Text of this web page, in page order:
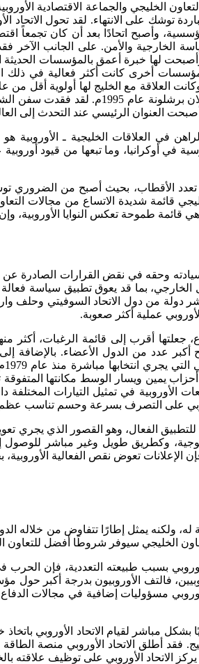
المستحدثة واتفاقية التعاون الموقعة 1989م، بين مجلس
توشك على الانتهاء. لقد تحول
وأصبح اتحادًا بعد أن كان تجمعاً
والأمن. على الجانب الآخر
لها خبرة أعمق بالمؤسسات
أخرى كانت أكثر فعالية في ذلك
العلاقة مع الخليج لها أولوية
لعدة سنوات، تبلورت في توقيع إعلان
العنوان الرئيسي عند التحدث إلى
في العلاقات الخليجية ـ الأوروبية
أوكرانيا، وما تبعها من قيود
تعدد الأقطاب، بحيث أصبح من
قائمة شديدة الاتساع من مجالات
وهي قائمة طموحة تعكس النوايا
وحقه في نقض القرارات الصادرة عن
الخارجي، بما قد يعوق تطبيق سياسة
دولة من دول الاتحاد السوفيتي وحلف
عملية أكثر صعوبة.
جعلتها أقرب إلى قائمة الرغبات، أكثر
عدد من الدول الأعضاء. بالإضافة
يمين ويسار الوسط مكانتها
الأوروبية في تمثيل التيارات
الأوروبي على التصرف بسرعة وحسم تناسب
وكطريق طويل وغير مباشر
الإعلانات تعوض نقص الفعالية
ولكنه يمثل إطارًا تتفاوض من خلاله
الخليجي سيوفر شروطًا أفضل للتعاون
بسبب طبيعته التعددية، فإن الحرب
فالتف الأوروبيون بدرجة أكبر حول
مسؤوليات إضافية في مجالات
مباشر لقيام الاتحاد الأوروبي
فقد أطلق الاتحاد الأوروبي منصة
الاتحاد الأوروبي على توظيف علاقته